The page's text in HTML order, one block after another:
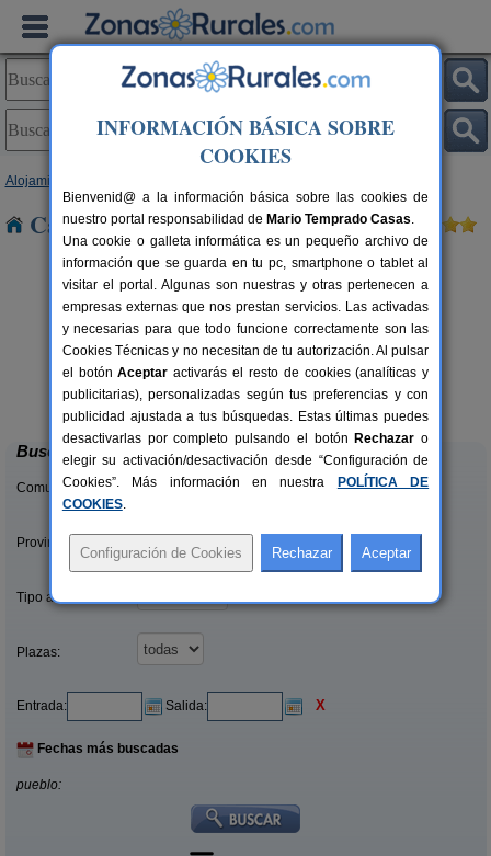
Alojamientos
Casas Rurales cerca de La Orden
8-10+1 pers.
desde47 €
Casa Rural El Tirabeque
Ruyales del Agua (Burgos)
Buscar
Comunidades:
Provincias/Islas:
Tipo alquiler:
Plazas:
Entrada: Salida: X
Fechas más buscadas
pueblo:
INFORMACIÓN BÁSICA SOBRE
COOKIES
Bienvenid@ a la información básica sobre las cookies de
nuestro portal responsabilidad de Mario Temprado Casas.
Una cookie o galleta informática es un pequeño archivo de
información que se guarda en tu pc, smartphone o tablet al
visitar el portal. Algunas son nuestras y otras pertenecen a
empresas externas que nos prestan servicios. Las activadas
y necesarias para que todo funcione correctamente son las
Cookies Técnicas y no necesitan de tu autorización. Al pulsar
el botónAceptar activarás el resto de cookies (analíticas y
publicitarias), personalizadas según tus preferencias y con
publicidad ajustada a tus búsquedas. Estas últimas puedes
desactivarlas por completo pulsando el botón Rechazar o
elegir su activación/desactivación desde “Configuración de
Cookies”. Más información en nuestra
POLÍTICA DE
COOKIES.